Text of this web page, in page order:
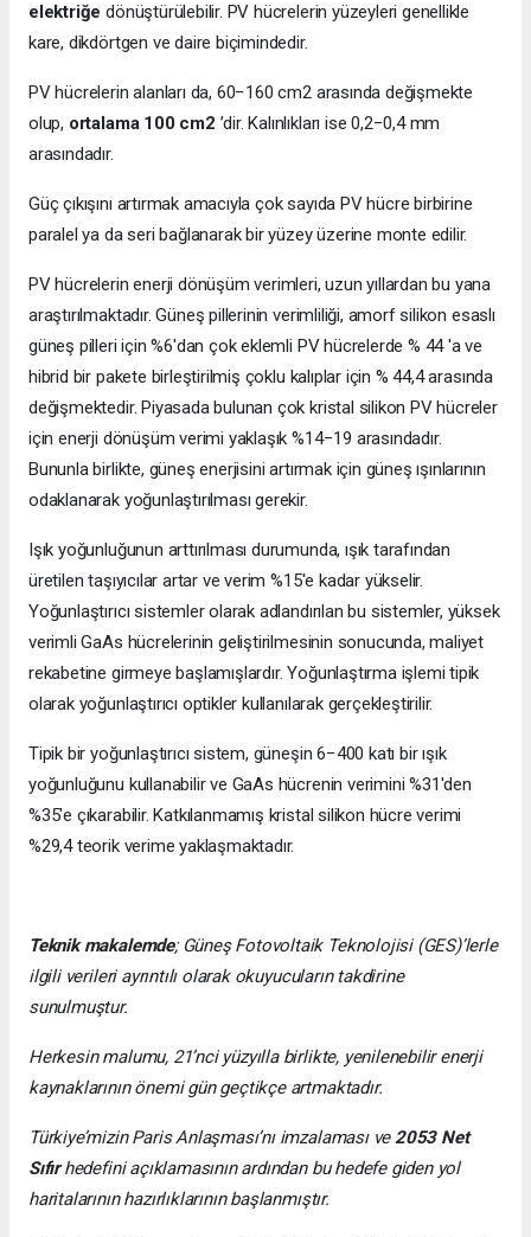
elektriğedönüştürülebilir. PV hücrelerin yüzeyleri genellikle
kare, dikdörtgen ve daire biçimindedir.
PV hücrelerin alanları da, 60−160 cm2 arasında değişmekte
olup, ortalama 100 cm2 ’dir. Kalınlıkları ise 0,2−0,4 mm
arasındadır.
Güç çıkışını artırmak amacıyla çok sayıda PV hücre birbirine
paralel ya da seri bağlanarak bir yüzey üzerine monte edilir.
PV hücrelerin enerji dönüşüm verimleri, uzun yıllardan bu yana
araştırılmaktadır. Güneş pillerinin verimliliği, amorf silikon esaslı
güneş pilleri için %6'dan çok eklemli PV hücrelerde % 44 'a ve
hibrid bir pakete birleştirilmiş çoklu kalıplar için % 44,4 arasında
değişmektedir. Piyasada bulunan çok kristal silikon PV hücreler
için enerji dönüşüm verimi yaklaşık %14−19 arasındadır.
Bununla birlikte, güneş enerjisini artırmak için güneş ışınlarının
odaklanarak yoğunlaştırılması gerekir.
Işık yoğunluğunun arttırılması durumunda, ışık tarafından
üretilen taşıyıcılar artar ve verim %15'e kadar yükselir.
Yoğunlaştırıcı sistemler olarak adlandırılan bu sistemler, yüksek
verimli GaAs hücrelerinin geliştirilmesinin sonucunda, maliyet
rekabetine girmeye başlamışlardır. Yoğunlaştırma işlemi tipik
olarak yoğunlaştırıcı optikler kullanılarak gerçekleştirilir.
Tipik bir yoğunlaştırıcı sistem, güneşin 6−400 katı bir ışık
yoğunluğunu kullanabilir ve GaAs hücrenin verimini %31'den
%35'e çıkarabilir. Katkılanmamış kristal silikon hücre verimi
%29,4 teorik verime yaklaşmaktadır.
Teknik makalemde; Güneş Fotovoltaik Teknolojisi (GES)’lerle
ilgili verileri ayrıntılı olarak okuyucuların takdirine
sunulmuştur.
Herkesin malumu, 21’nci yüzyılla birlikte, yenilenebilir enerji
kaynaklarının önemi gün geçtikçe artmaktadır.
Türkiye’mizin Paris Anlaşması’nı imzalaması ve2053 Net
Sıfırhedefini açıklamasının ardından bu hedefe giden yol
haritalarının hazırlıklarının başlanmıştır.